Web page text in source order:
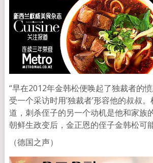
“早在2012年金韩松便唤起了独裁者的
受一个采访时用’独裁者’形容他的叔叔。
道，刺杀侄子的另一个动机是他和家族
朝鲜生政变后，金正恩的侄子金韩松可
（德国之声）